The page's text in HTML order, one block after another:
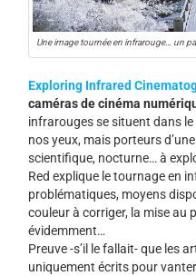
Une image tournée en infrarouge… un
Exploring Infrared
caméras de cinéma
infrarouges se situent dans
nos yeux, mais porteurs
scientifique, nocturne… à
Red explique le tournage en
problématiques, moyens
couleur à corriger, la mise au
évidemment…
Preuve -s’il le fallait- que les
uniquement écrits pour